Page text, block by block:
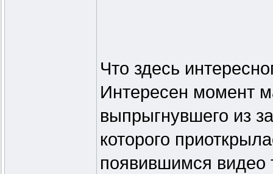
Что здесь
Интересен момент
выпрыгнувшего из
которого
появившимся видео